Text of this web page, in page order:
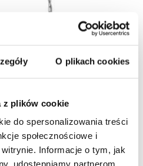
O plikach cookies
z plików cookie
do spersonalizowania treści
społecznościowe i
Informacje o tym, jak
udostępniamy partnerom